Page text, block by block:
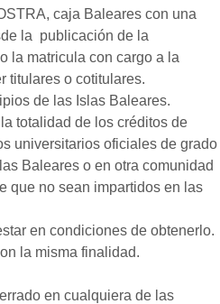
caja Baleares con una
la publicación de la
la matricula con cargo a la
titulares o cotitulares.
de las Islas Baleares.
totalidad de los créditos de
universitarios oficiales de grado
Baleares o en otra comunidad
que no sean impartidos en las
en condiciones de obtenerlo.
la misma finalidad.
en cualquiera de las